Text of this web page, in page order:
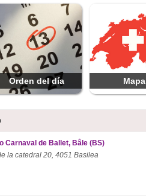
Orden del día Mapa
Carnaval de Ballet, Bâle (BS)
la catedral 20, 4051 Basilea